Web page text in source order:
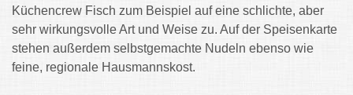
Küchencrew Fisch zum Beispiel auf eine schlichte, aber
sehr wirkungsvolle Art und Weise zu. Auf der Speisenkarte
stehen außerdem selbstgemachte Nudeln ebenso wie
feine, regionale Hausmannskost.